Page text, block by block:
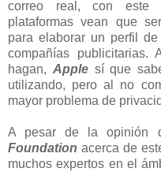
correo real, con este
plataformas vean que
para elaborar un perfil
compañías publicitarias.
hagan, Apple sí que
utilizando, pero al no
mayor problema de
A pesar de la opinión
Foundation acerca de
muchos expertos en el